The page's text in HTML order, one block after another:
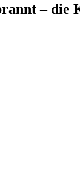
– die